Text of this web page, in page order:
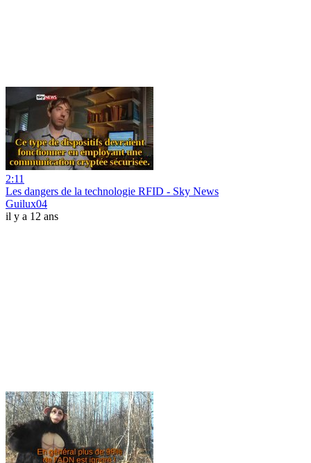
2:11
Les dangers de la technologie RFID - Sky News
Guilux04
il y a 12 ans